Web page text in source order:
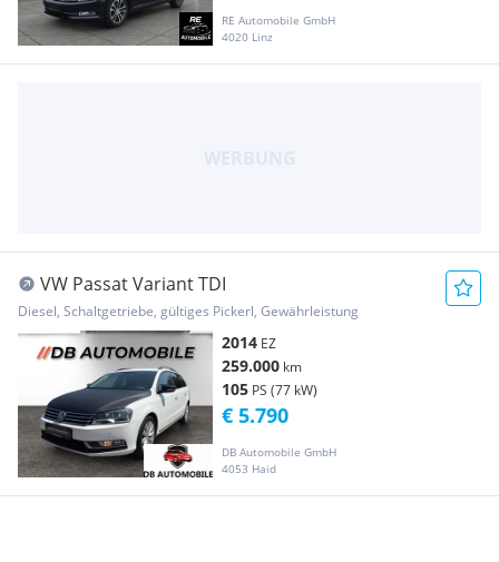
RE Automobile GmbH
4020 Linz
VW Passat Variant TDI
Diesel, Schaltgetriebe, gültiges Pickerl, Gewährleistung
2014 EZ
259.000 km
105 PS (77 kW)
DB Automobile GmbH
4053 Haid
€ 5.790